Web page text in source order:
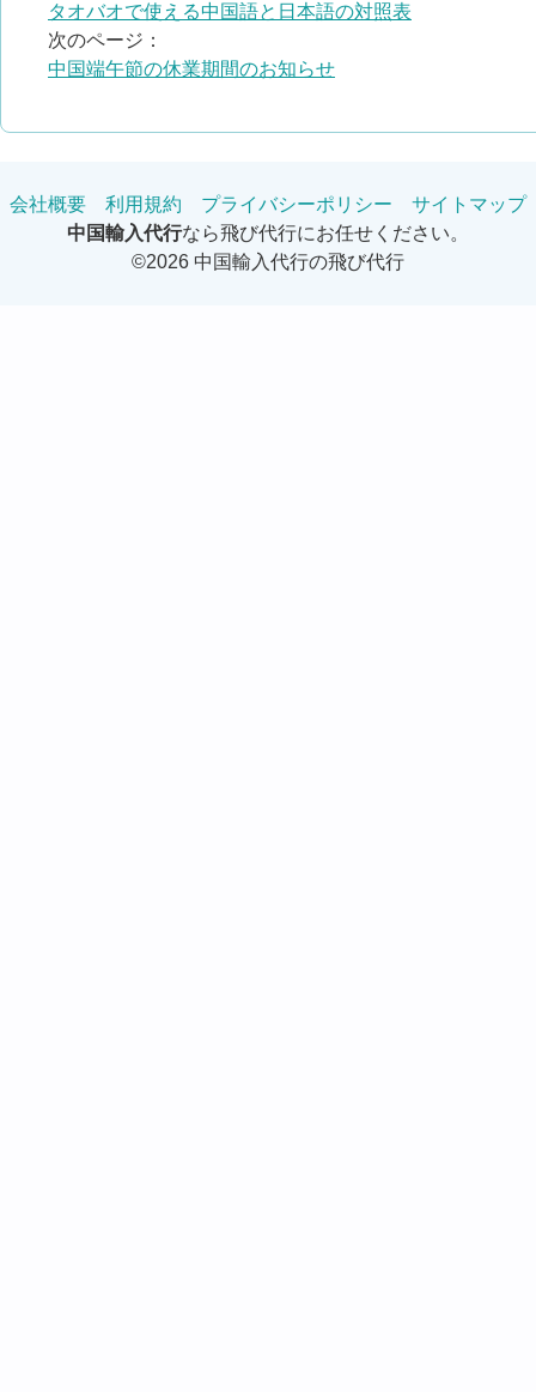
タオバオで使える中国語と日本語の対照表
次のページ：
中国端午節の休業期間のお知らせ
会社概要 利用規約 プライバシーポリシー
サイトマップ
中国輸入代行なら飛び代行にお任せください。
©2026 中国輸入代行の飛び代行